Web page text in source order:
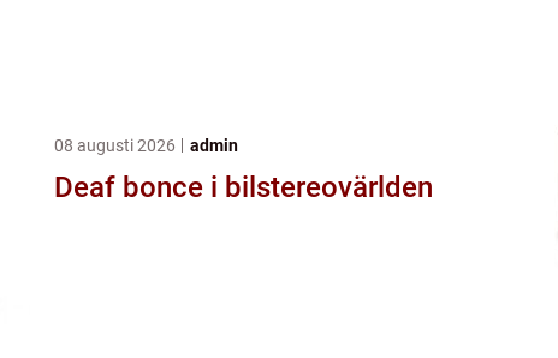
08 augusti 2026 admin
Deaf bonce i bilstereovärlden